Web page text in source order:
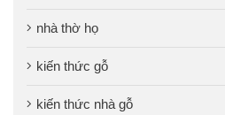
nhà thờ họ
kiến thức gỗ
kiến thức nhà gỗ